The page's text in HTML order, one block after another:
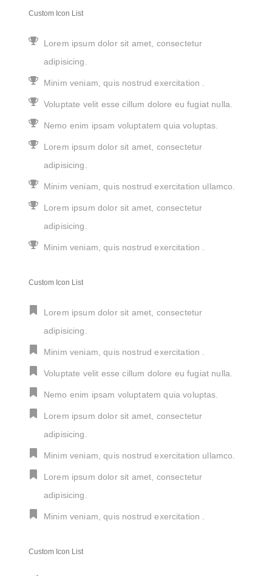
Custom Icon List
Lorem ipsum dolor sit amet, consectetur
adipisicing.
Minim veniam, quis nostrud exercitation .
Voluptate velit esse cillum dolore eu fugiat nulla.
Nemo enim ipsam voluptatem quia voluptas.
Lorem ipsum dolor sit amet, consectetur
adipisicing.
Minim veniam, quis nostrud exercitation ullamco.
Lorem ipsum dolor sit amet, consectetur
adipisicing.
Minim veniam, quis nostrud exercitation .
Custom Icon List
Lorem ipsum dolor sit amet, consectetur
adipisicing.
Minim veniam, quis nostrud exercitation .
Voluptate velit esse cillum dolore eu fugiat nulla.
Nemo enim ipsam voluptatem quia voluptas.
Lorem ipsum dolor sit amet, consectetur
adipisicing.
Minim veniam, quis nostrud exercitation ullamco.
Lorem ipsum dolor sit amet, consectetur
adipisicing.
Minim veniam, quis nostrud exercitation .
Custom Icon List